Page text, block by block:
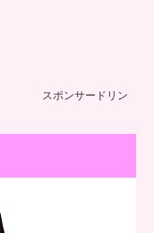
スポンサードリン